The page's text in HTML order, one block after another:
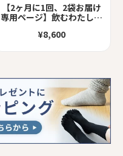
【2ヶ月に1回、2袋お届け
専用ページ】飲むわたしケ
¥8,600
ご自愛5本ゆび
¥3,300
ソワン デリケアソープ
¥3,300
ソワン スキンケアオイル
¥4,500